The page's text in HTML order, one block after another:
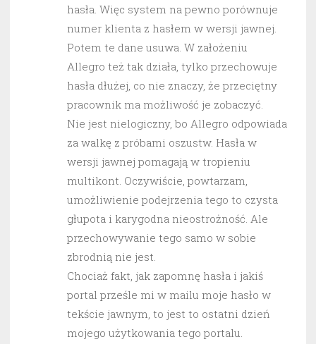
hasła. Więc system na pewno porównuje
numer klienta z hasłem w wersji jawnej.
Potem te dane usuwa. W założeniu
Allegro też tak działa, tylko przechowuje
hasła dłużej, co nie znaczy, że przeciętny
pracownik ma możliwość je zobaczyć.
Nie jest nielogiczny, bo Allegro odpowiada
za walkę z próbami oszustw. Hasła w
wersji jawnej pomagają w tropieniu
multikont. Oczywiście, powtarzam,
umożliwienie podejrzenia tego to czysta
głupota i karygodna nieostrożność. Ale
przechowywanie tego samo w sobie
zbrodnią nie jest.
Chociaż fakt, jak zapomnę hasła i jakiś
portal prześle mi w mailu moje hasło w
tekście jawnym, to jest to ostatni dzień
mojego użytkowania tego portalu.